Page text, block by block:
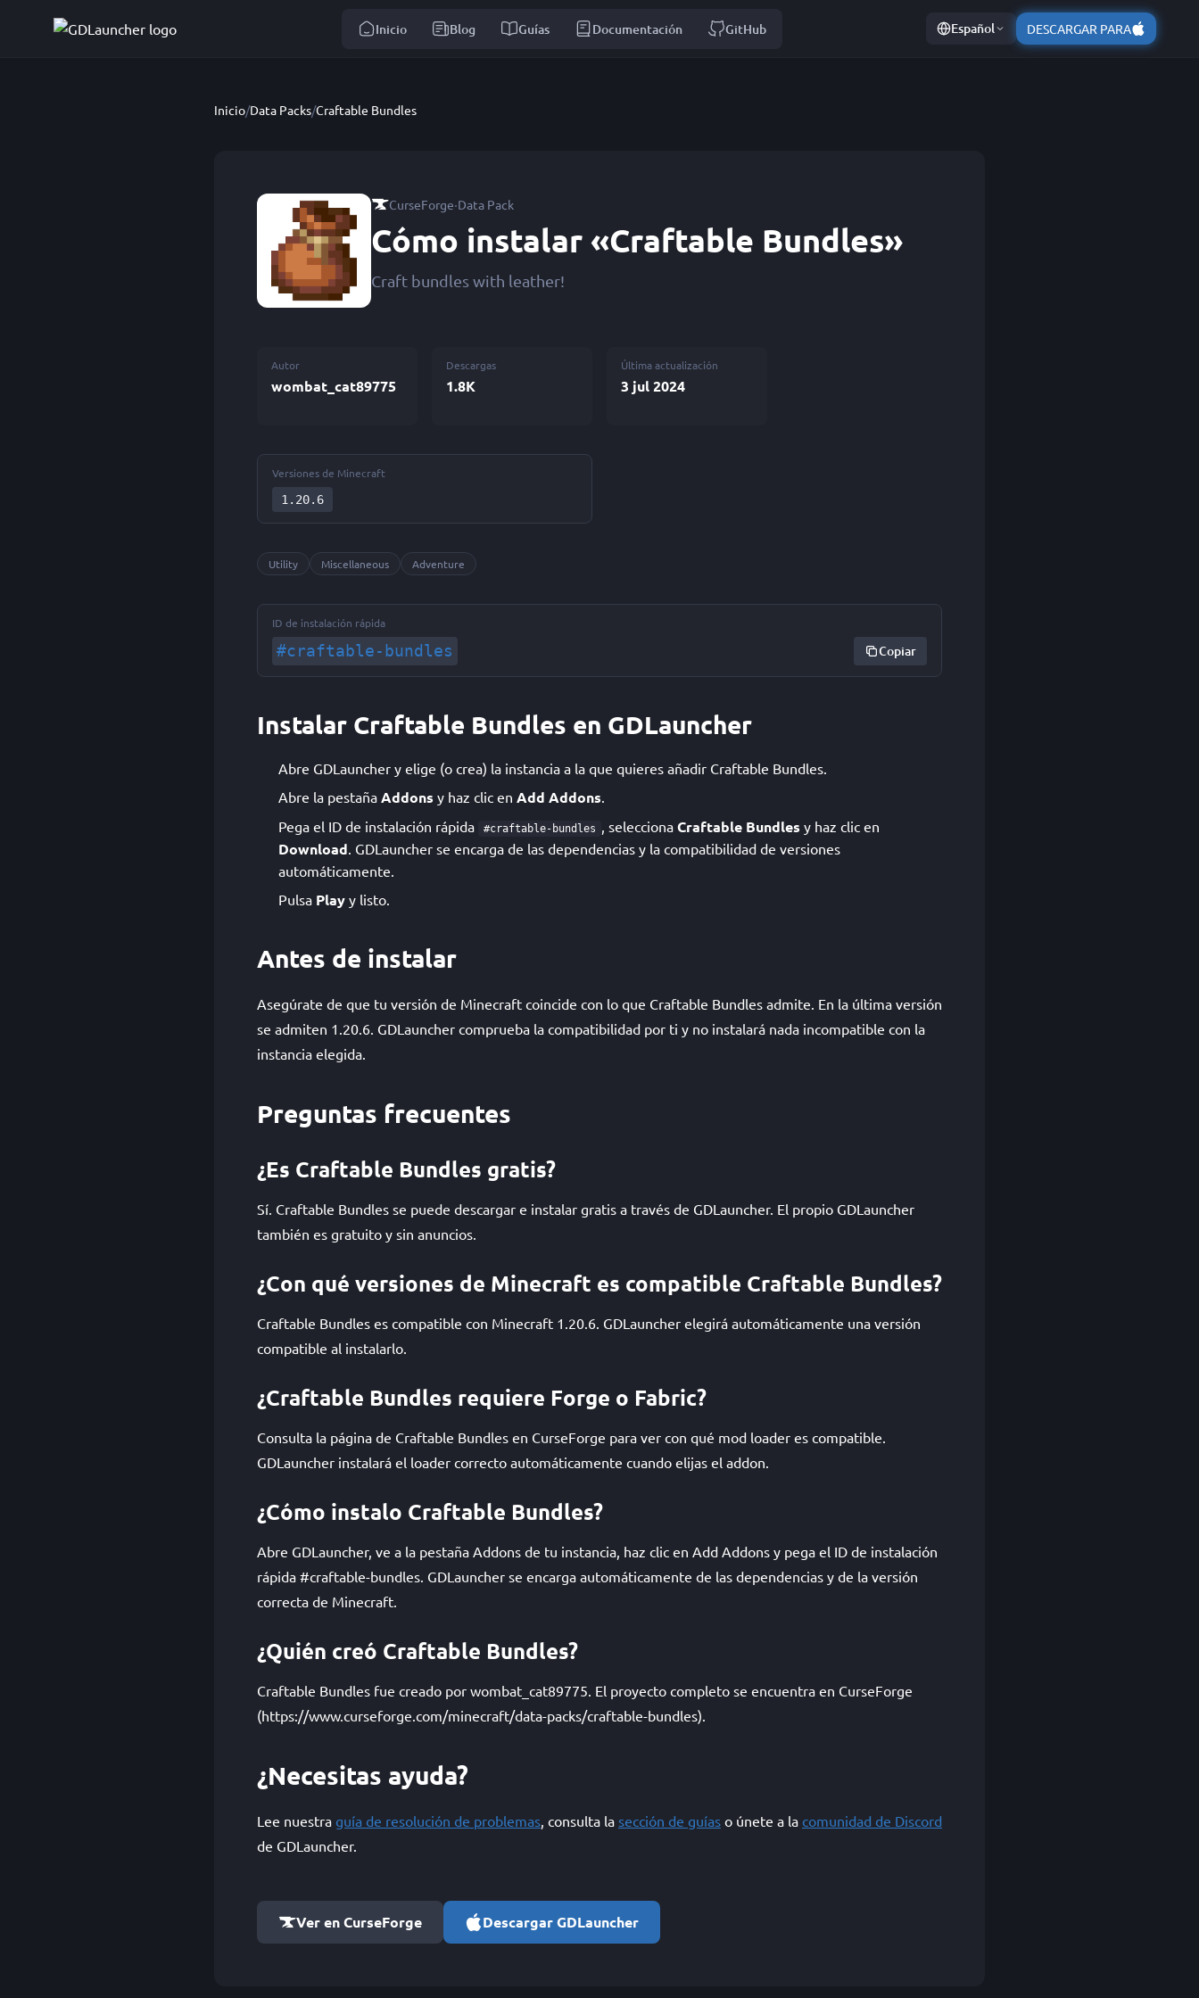
Inicio Blog Guías Documentación GitHub Español DESCARGAR PARA
Inicio/Data Packs/Craftable Bundles
CurseForge·Data Pack
Cómo instalar «Craftable Bundles»
Craft bundles with leather!
Autor
wombat_cat89775
Descargas
1.8K
Última actualización
3 jul 2024
Versiones de Minecraft
1.20.6
Utility Miscellaneous Adventure
ID de instalación rápida
#craftable-bundles Copiar
Instalar Craftable Bundles en GDLauncher
Abre GDLauncher y elige (o crea) la instancia a la que quieres añadir Craftable Bundles.
Abre la pestaña Addons y haz clic en Add Addons.
Pega el ID de instalación rápida
#craftable-bundles , selecciona Craftable Bundles y haz clic en
Download. GDLauncher se encarga de las dependencias y la compatibilidad de versiones
automáticamente.
Pulsa Play y listo.
Antes de instalar
Asegúrate de que tu versión de Minecraft coincide con lo que Craftable Bundles admite. En la última versión
se admiten 1.20.6. GDLauncher comprueba la compatibilidad por ti y no instalará nada incompatible con la
instancia elegida.
Preguntas frecuentes
¿Es Craftable Bundles gratis?
Sí. Craftable Bundles se puede descargar e instalar gratis a través de GDLauncher. El propio GDLauncher
también es gratuito y sin anuncios.
¿Con qué versiones de Minecraft es compatible Craftable Bundles?
Craftable Bundles es compatible con Minecraft 1.20.6. GDLauncher elegirá automáticamente una versión
compatible al instalarlo.
¿Craftable Bundles requiere Forge o Fabric?
Consulta la página de Craftable Bundles en CurseForge para ver con qué mod loader es compatible.
GDLauncher instalará el loader correcto automáticamente cuando elijas el addon.
¿Cómo instalo Craftable Bundles?
Abre GDLauncher, ve a la pestaña Addons de tu instancia, haz clic en Add Addons y pega el ID de instalación
rápida #craftable-bundles. GDLauncher se encarga automáticamente de las dependencias y de la versión
correcta de Minecraft.
¿Quién creó Craftable Bundles?
Craftable Bundles fue creado por wombat_cat89775. El proyecto completo se encuentra en CurseForge
(https://www.curseforge.com/minecraft/data-packs/craftable-bundles).
¿Necesitas ayuda?
Lee nuestra guía de resolución de problemas, consulta la sección de guías o únete a la comunidad de Discord
de GDLauncher.
Ver en CurseForge Descargar GDLauncher